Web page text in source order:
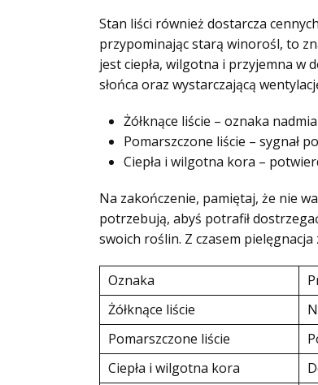
Stan liści również dostarcza
przypominając starą winorośl, to
jest ciepła, wilgotna i przyjemna w
słońca oraz wystarczającą
Żółknące liście – oznaka
Pomarszczone liście – sygnał
Ciepła i wilgotna kora –
Na zakończenie, pamiętaj, że nie
potrzebują, abyś potrafił
swoich roślin. Z czasem
Oznaka
Żółknące liście
Pomarszczone liście
Ciepła i wilgotna kora